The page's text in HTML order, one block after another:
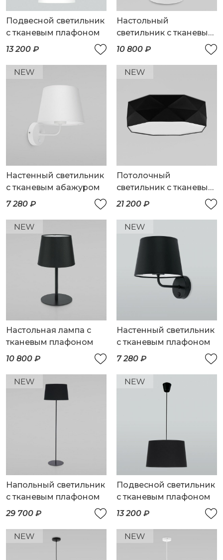
Подвесной светильник
с тканевым плафоном
13 200 ₽
Настольный
светильник с тканевым
абажуром
10 800 ₽
Настенный светильник
с тканевым абажуром
7 280 ₽
Потолочный
светильник с тканевым
абажуром
21 200 ₽
Настольная лампа с
тканевым плафоном
10 800 ₽
Настенный светильник
с тканевым плафоном
7 280 ₽
Напольный светильник
с тканевым плафоном
29 700 ₽
Подвесной светильник
с тканевым плафоном
13 200 ₽